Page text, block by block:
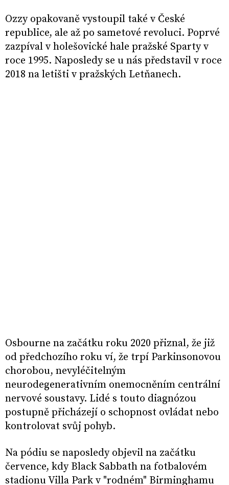
Ozzy opakovaně vystoupil také v České
republice, ale až po sametové revoluci. Poprvé
zazpíval v holešovické hale pražské Sparty v
roce 1995. Naposledy se u nás představil v roce
2018 na letišti v pražských Letňanech.
Osbourne na začátku roku 2020 přiznal, že již
od předchozího roku ví, že trpí Parkinsonovou
chorobou, nevyléčitelným
neurodegenerativním onemocněním centrální
nervové soustavy. Lidé s touto diagnózou
postupně přicházejí o schopnost ovládat nebo
kontrolovat svůj pohyb.
Na pódiu se naposledy objevil na začátku
července, kdy Black Sabbath na fotbalovém
stadionu Villa Park v "rodném" Birminghamu